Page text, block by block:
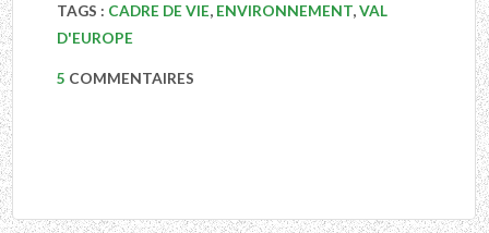
TAGS : CADRE DE VIE, ENVIRONNEMENT,VAL
D'EUROPE
5 COMMENTAIRES